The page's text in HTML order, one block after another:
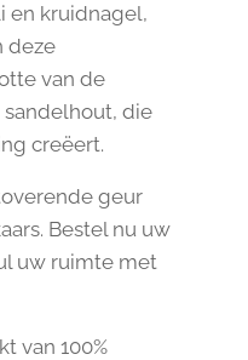
en kruidnagel,
deze
van de
sandelhout, die
creëert.
geur
Bestel nu uw
uw ruimte met
van 100%